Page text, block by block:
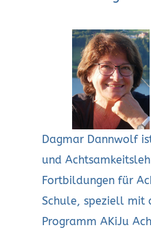
Dagmar Dannwolf
und
Fortbildungen für
Schule, speziell mit
Programm AKiJu